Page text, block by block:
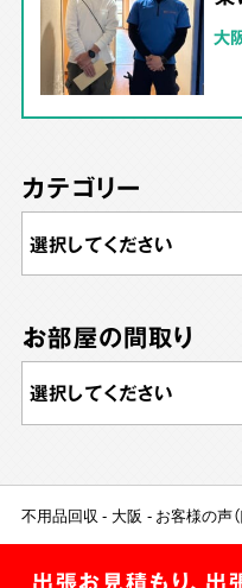
大
カテゴリー
お部屋の間取り
不用品回収 大阪 お客様の声（
出張お見積もり、